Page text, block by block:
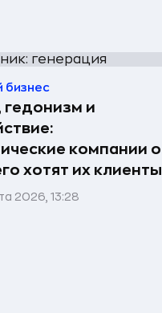
бизнес
гедонизм и
компании о
хотят их клиенты
2026, 13:28